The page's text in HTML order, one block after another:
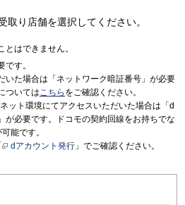
取り店舗を選択してください。
はできません。
す。
いた場合は「ネットワーク暗証番号」が必要
ついてはこちら をご確認ください。
ット環境にてアクセスいただいた場合は「d
が必要です。ドコモの契約回線をお持ちでな
能です。
dアカウント発行 」でご確認ください。